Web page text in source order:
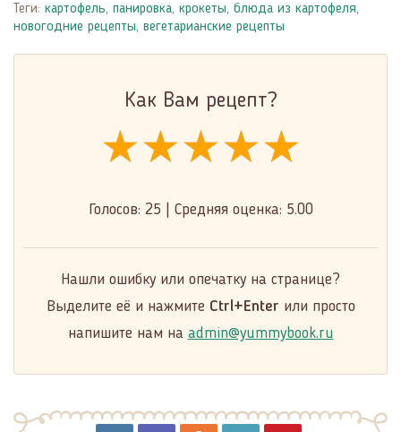
Теги: картофель, панировка, крокеты, блюда из картофеля,
новогодние рецепты, вегетарианские рецепты
Как Вам рецепт?
★★★★★
★★★★★
★★★★★
Голосов: 25 Средняя оценка: 5.00
Нашли ошибку или опечатку на странице?
Выделите её и нажмите Ctrl+Enter или просто
напишите нам на admin@yummybook.ru